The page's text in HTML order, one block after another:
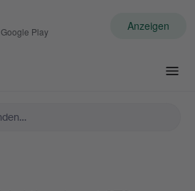
Play Anzeigen